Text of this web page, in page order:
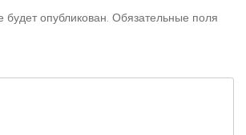
опубликован. Обязательные поля